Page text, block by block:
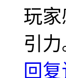
玩
引力
回